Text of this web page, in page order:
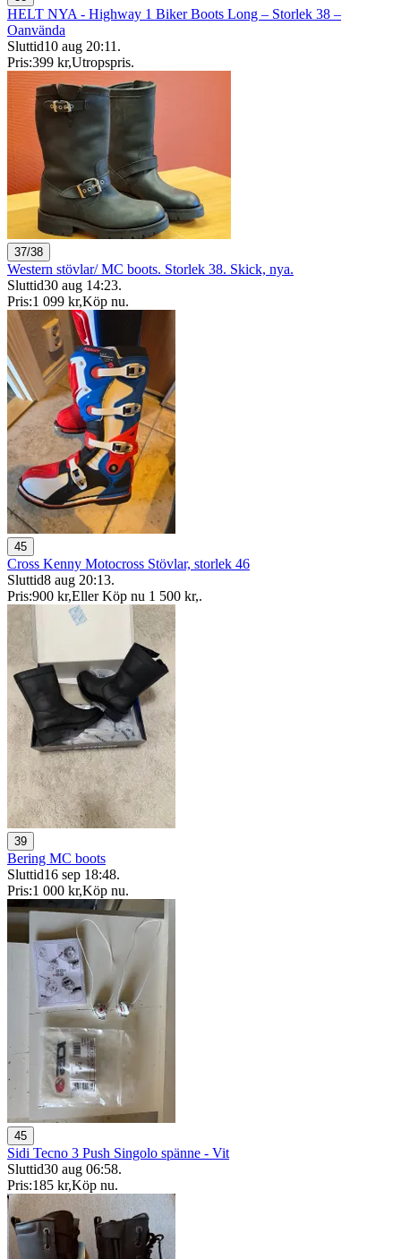
HELT NYA - Highway 1 Biker Boots Long – Storlek 38 –
Oanvända
Sluttid10 aug 20:11 .
Pris:399 kr,Utropspris.
37/38
Western stövlar/ MC boots. Storlek 38. Skick, nya.
Sluttid30 aug 14:23.
Pris:1 099 kr,Köp nu.
45
Cross Kenny Motocross Stövlar, storlek 46
Sluttid8 aug 20:13.
Pris:900 kr,Eller Köp nu 1 500 kr,.
39
Bering MC boots
Sluttid16 sep 18:48.
Pris:1 000 kr,Köp nu.
45
Sidi Tecno 3 Push Singolo spänne - Vit
Sluttid30 aug 06:58.
Pris:185 kr,Köp nu.